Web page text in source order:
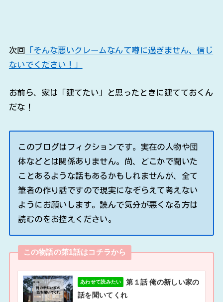
次回
「そんな悪いクレームなんて噂に過ぎません、信じ
ないでください！」
お前ら、家は「建てたい」と思ったときに建てておくん
だな！
このブログはフィクションです。実在の人物や団
体などとは関係ありません。尚、どこかで聞いた
ことあるような話もあるかもしれませんが、全て
筆者の作り話ですので現実になぞらえて考えない
ようにお願いします。読んで気分が悪くなる方は
読むのをお控えください。
この物語の第1話はコチラから
あわせて読みたい
第１話 俺の新しい家の
話を聞いてくれ